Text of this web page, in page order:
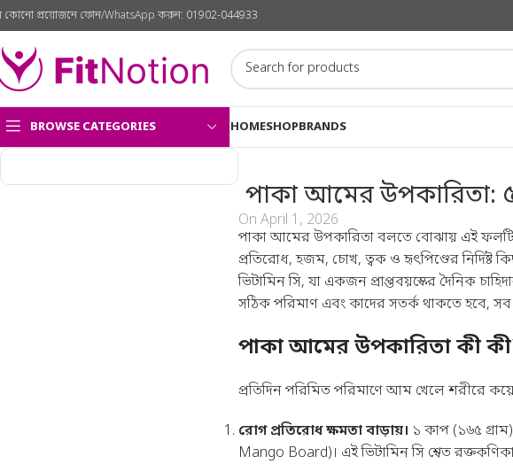
কোনো প্রয়োজনে ফোন/WhatsApp করুন: 01902-044933
BROWSE CATEGORIES HOMESHOPBRANDS
পাকা আমের উপকারিতা:
On April 1, 2026
পাকা আমের উপকারিতা বলতে বোঝায় এই ফলটির
প্রতিরোধ, হজম, চোখ, ত্বক ও হৃৎপিণ্ডের নির্দিষ্ট
ভিটামিন সি, যা একজন প্রাপ্তবয়স্কের দৈনিক
সঠিক পরিমাণ এবং কাদের সতর্ক থাকতে হবে, সব
পাকা আমের উপকারিতা কী
প্রতিদিন পরিমিত পরিমাণে আম খেলে শরীরে
রোগ প্রতিরোধ ক্ষমতা বাড়ায়। ১ কাপ (১৬৫
Mango Board)। এই ভিটামিন সি শ্বেত